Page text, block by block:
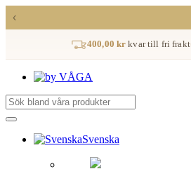
‹
400,00 kr kvar till fri frakt
Svenska